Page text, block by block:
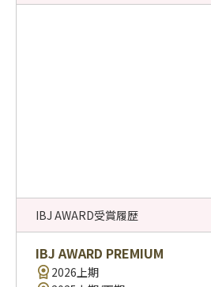
IBJ AWARD受賞履歴
IBJ AWARD PREMIUM
2026上期